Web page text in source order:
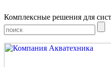
Комплексные решения для